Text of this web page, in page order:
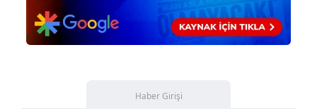
Haber Girişi